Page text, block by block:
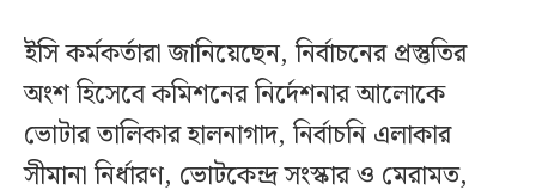
ইসি কর্মকর্তারা জানিয়েছেন, নির্বাচনের প্রস্তুতির
অংশ হিসেবে কমিশনের নির্দেশনার আলোকে
ভোটার তালিকার হালনাগাদ, নির্বাচনি এলাকার
সীমানা নির্ধারণ, ভোটকেন্দ্র সংস্কার ও মেরামত,